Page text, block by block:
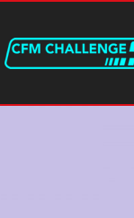
Aller
principal